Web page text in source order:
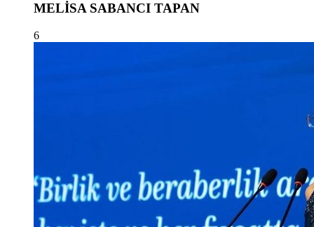
MELİSA SABANCI TAPAN
6